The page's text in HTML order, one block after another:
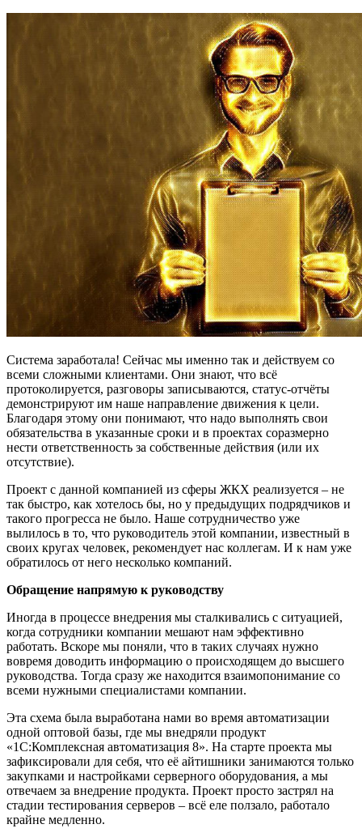
Система заработала! Сейчас мы именно так и действуем со
всеми сложными клиентами. Они знают, что всё
протоколируется, разговоры записываются, статус-отчёты
демонстрируют им наше направление движения к цели.
Благодаря этому они понимают, что надо выполнять свои
обязательства в указанные сроки и в проектах соразмерно
нести ответственность за собственные действия (или их
отсутствие).
Проект с данной компанией из сферы ЖКХ реализуется – не
так быстро, как хотелось бы, но у предыдущих подрядчиков и
такого прогресса не было. Наше сотрудничество уже
вылилось в то, что руководитель этой компании, известный в
своих кругах человек, рекомендует нас коллегам. И к нам уже
обратилось от него несколько компаний.
Обращение напрямую к руководству
Иногда в процессе внедрения мы сталкивались с ситуацией,
когда сотрудники компании мешают нам эффективно
работать. Вскоре мы поняли, что в таких случаях нужно
вовремя доводить информацию о происходящем до высшего
руководства. Тогда сразу же находится взаимопонимание со
всеми нужными специалистами компании.
Эта схема была выработана нами во время автоматизации
одной оптовой базы, где мы внедряли продукт
«1С:Комплексная автоматизация 8». На старте проекта мы
зафиксировали для себя, что её айтишники занимаются только
закупками и настройками серверного оборудования, а мы
отвечаем за внедрение продукта. Проект просто застрял на
стадии тестирования серверов – всё еле ползало, работало
крайне медленно.